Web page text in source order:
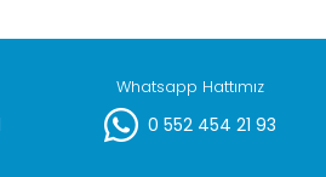
Whatsapp Hattımız
0 552 454 21 93